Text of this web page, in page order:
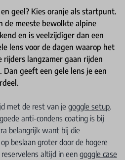
geel? Kies oranje als startpunt.
de meeste bewolkte alpine
en is veelzijdiger dan een
lens voor de dagen waarop het
langzamer gaan rijden
geeft een gele lens je een
met de rest van je goggle setup.
anti-condens coating is bij
belangrijk want bij die
beslaan groter door de hogere
altijd in een goggle case